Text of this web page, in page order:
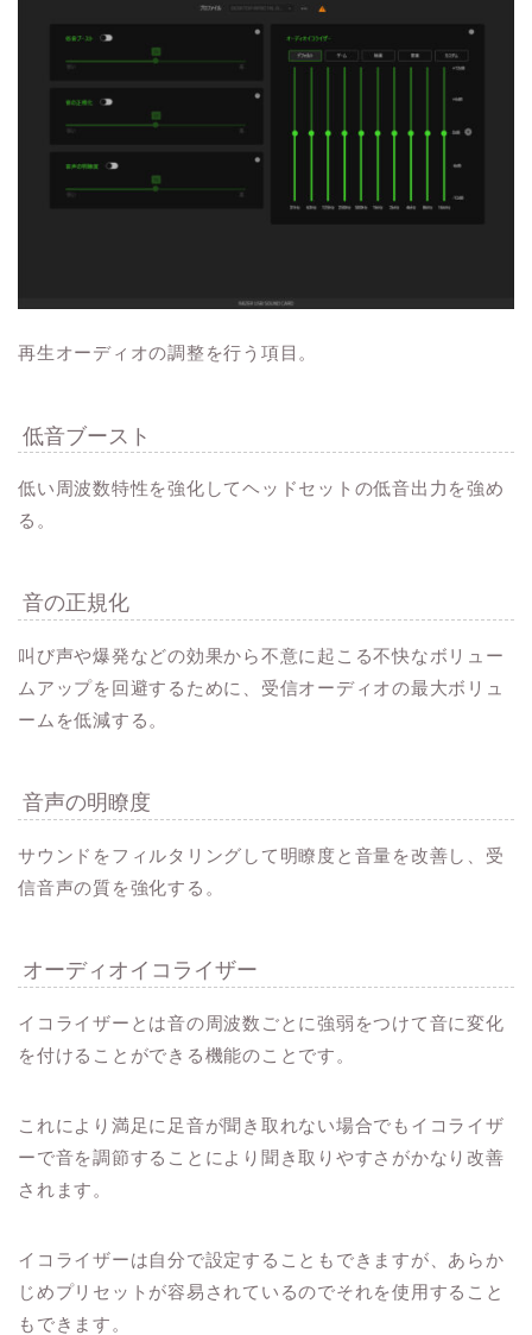
再生オーディオの調整を行う項目。
低音ブースト
低い周波数特性を強化してヘッドセットの低音出力を強め
る。
音の正規化
叫び声や爆発などの効果から不意に起こる不快なボリュー
ムアップを回避するために、受信オーディオの最大ボリュ
ームを低減する。
音声の明瞭度
サウンドをフィルタリングして明瞭度と音量を改善し、受
信音声の質を強化する。
オーディオイコライザー
イコライザーとは音の周波数ごとに強弱をつけて音に変化
を付けることができる機能のことです。
これにより満足に足音が聞き取れない場合でもイコライザ
ーで音を調節することにより聞き取りやすさがかなり改善
されます。
イコライザーは自分で設定することもできますが、あらか
じめプリセットが容易されているのでそれを使用すること
もできます。